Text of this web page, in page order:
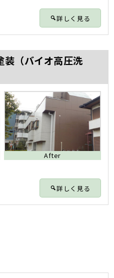
詳しく見る
（バイオ高圧洗
After
詳しく見る